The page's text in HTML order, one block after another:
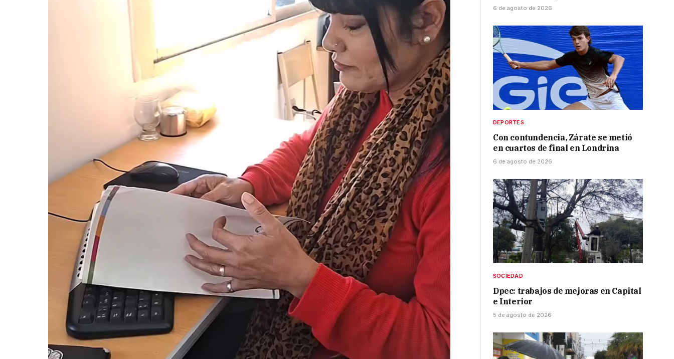
6 de agosto de 2026
DEPORTES
Con contundencia, Zárate se metió
en cuartos de final en Londrina
6 de agosto de 2026
SOCIEDAD
Dpec: trabajos de mejoras en Capital
e Interior
5 de agosto de 2026